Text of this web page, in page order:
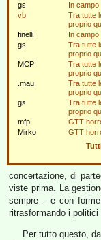
gs
In campo
vb
Tra tutte
proprio
finelli
In campo
gs
Tra tutte
proprio
MCP
Tra tutte
proprio
.mau.
Tra tutte
proprio
gs
Tra tutte
proprio
mfp
GTT
Mirko
GTT
concertazione, di
viste prima. La
sempre – e con
ritrasformando i
Per tutto questo,